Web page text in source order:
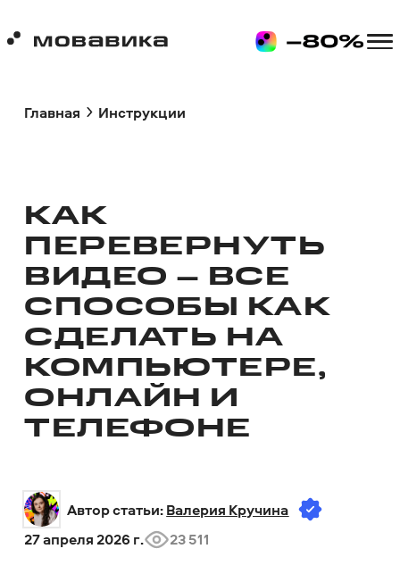
Главная Инструкции
КАК
ПЕРЕВЕРНУТЬ
ВИДЕО – ВСЕ
СПОСОБЫ КАК
СДЕЛАТЬ НА
КОМПЬЮТЕРЕ,
ОНЛАЙН И
ТЕЛЕФОНЕ
Автор статьи: Валерия Кручина
27 апреля 2026 г.
23 511